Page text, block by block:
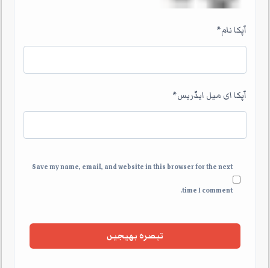
آپکا نام*
آپکا ای میل ایڈریس*
Save my name, email, and website in this browser for the next
time I comment.